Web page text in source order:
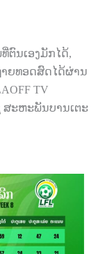
ຕົນເອງມັກໄດ້,
ຍທອດສົດໄດ້ຜ່ານ
TV
ສະຫະພັນບານເຕະ